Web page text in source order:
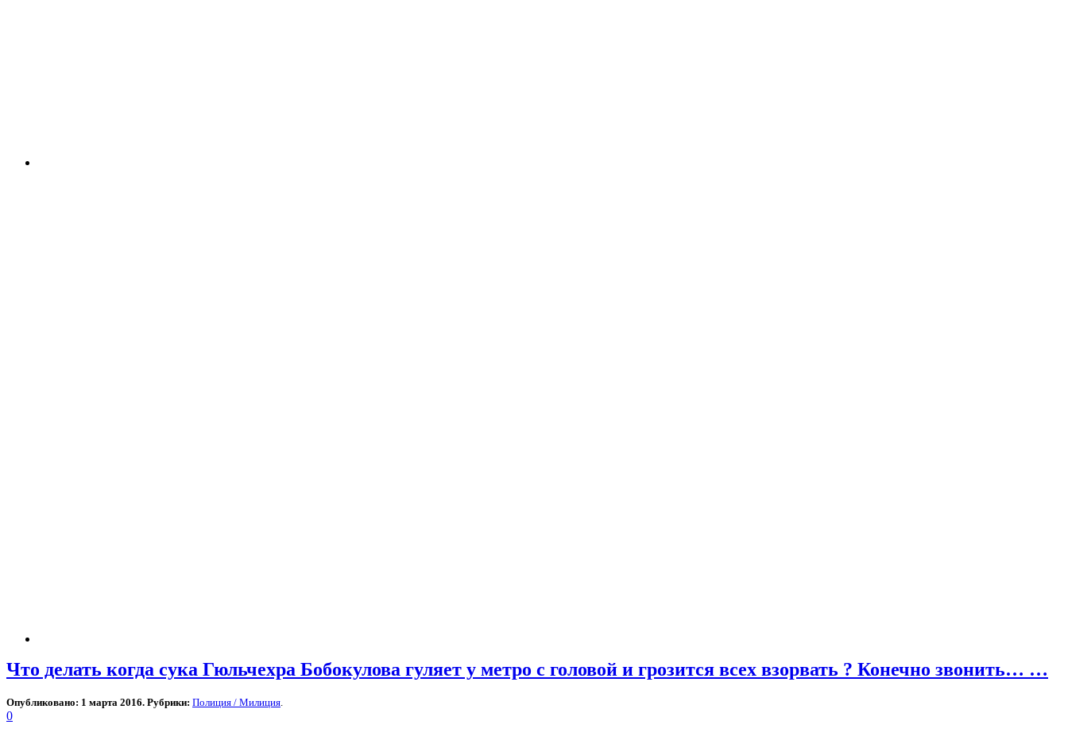
Что делать когда сука Гюльчехра Бобокулова гуляет у метро с головой и грозится всех взорвать ? Конечно звонить… …
Опубликовано: 1 марта 2016. Рубрики: Полиция / Милиция
0